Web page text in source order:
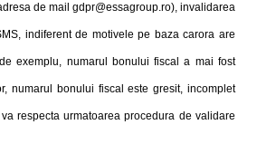
de mail gdpr@essagroup.ro), invalidarea
indiferent de motivele pe baza carora are
exemplu, numarul bonului fiscal a mai fost
numarul bonului fiscal este gresit, incomplet
respecta urmatoarea procedura de validare